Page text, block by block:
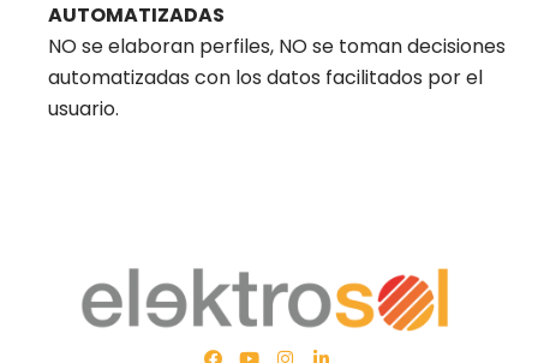
AUTOMATIZADAS
NO se elaboran perfiles, NO se toman decisiones
automatizadas con los datos facilitados por el
usuario.